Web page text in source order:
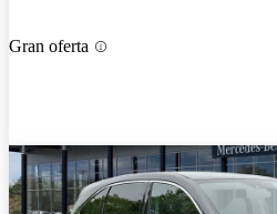
Gran oferta